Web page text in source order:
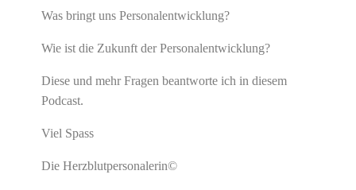
Was bringt uns Personalentwicklung?
Wie ist die Zukunft der Personalentwicklung?
Diese und mehr Fragen beantworte ich in diesem
Podcast.
Viel Spass
Die Herzblutpersonalerin©